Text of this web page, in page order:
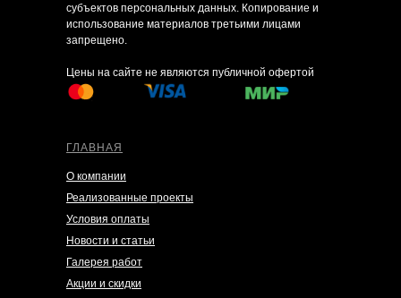
ГЛАВНАЯ
О компании
Реализованные проекты
Условия оплаты
Новости и статьи
Галерея работ
Акции и скидки
субъектов персональных данных. Копирование и
использование материалов третьими лицами
запрещено.
Цены на сайте не являются публичной офертой